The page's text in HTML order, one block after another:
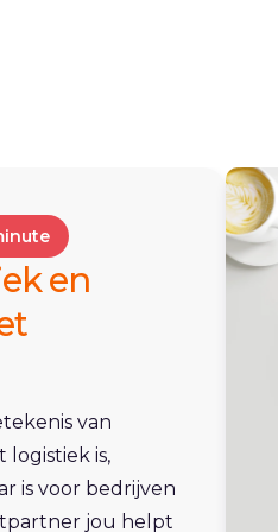
en
van
logistiek is,
is voor bedrijven
jou helpt